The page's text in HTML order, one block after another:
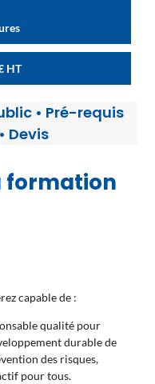
HT
• Pré-requis
• Devis
formation
capable de :
qualité pour
durable de
des risques,
pour tous.